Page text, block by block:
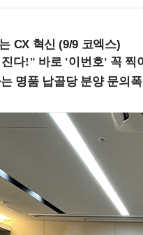
CX 혁신 (9/9 코엑스)